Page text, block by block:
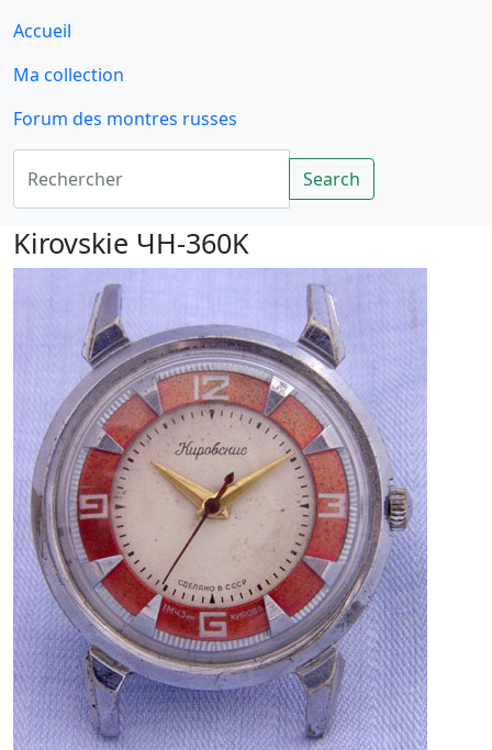
Accueil
Ma collection
Forum des montres russes
Rechercher
Search
Kirovskie ЧH-360K